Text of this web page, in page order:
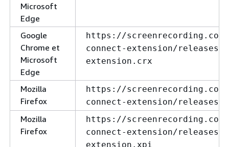
Microsoft
Edge
Google
Chrome et
Microsoft
Edge
https://
connect-extension/releases/
extension.crx
Mozilla
Firefox
https://
connect-extension/releases/
Mozilla
Firefox
https://
connect-extension/releases/
extension.xpi